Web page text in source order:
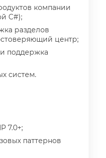
компании
C#);
раздело
центр;
поддержка
систем.
7.0+;
паттерно